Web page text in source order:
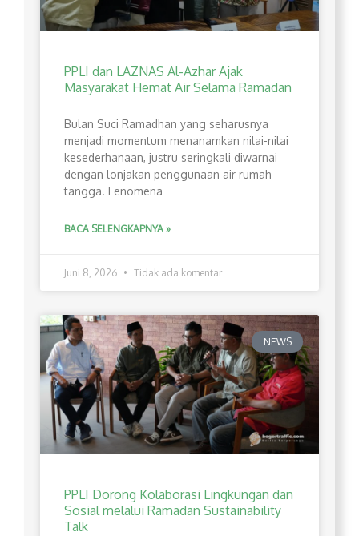
PPLI dan LAZNAS Al-Azhar Ajak
Masyarakat Hemat Air Selama Ramadan
Bulan Suci Ramadhan yang seharusnya
menjadi momentum menanamkan nilai-nilai
kesederhanaan, justru seringkali diwarnai
dengan lonjakan penggunaan air rumah
tangga. Fenomena
BACA SELENGKAPNYA »
Juni 8, 2026 Tidak ada komentar
NEWS
PPLI Dorong Kolaborasi Lingkungan dan
Sosial melalui Ramadan Sustainability
Talk